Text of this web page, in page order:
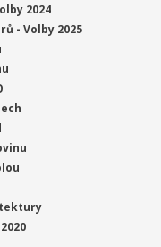
2024
- Volby 2025